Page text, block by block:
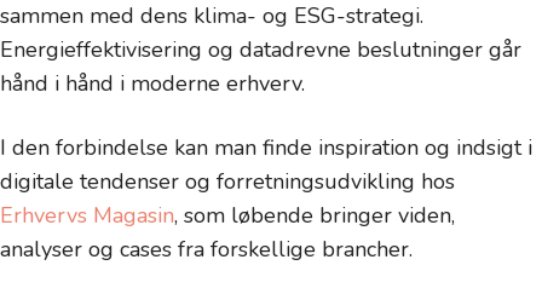
sammen med dens klima- og ESG-strategi.
Energieffektivisering og datadrevne beslutninger går
hånd i hånd i moderne erhverv.
I den forbindelse kan man finde inspiration og indsigt i
digitale tendenser og forretningsudvikling hos
Erhvervs Magasin, som løbende bringer viden,
analyser og cases fra forskellige brancher.